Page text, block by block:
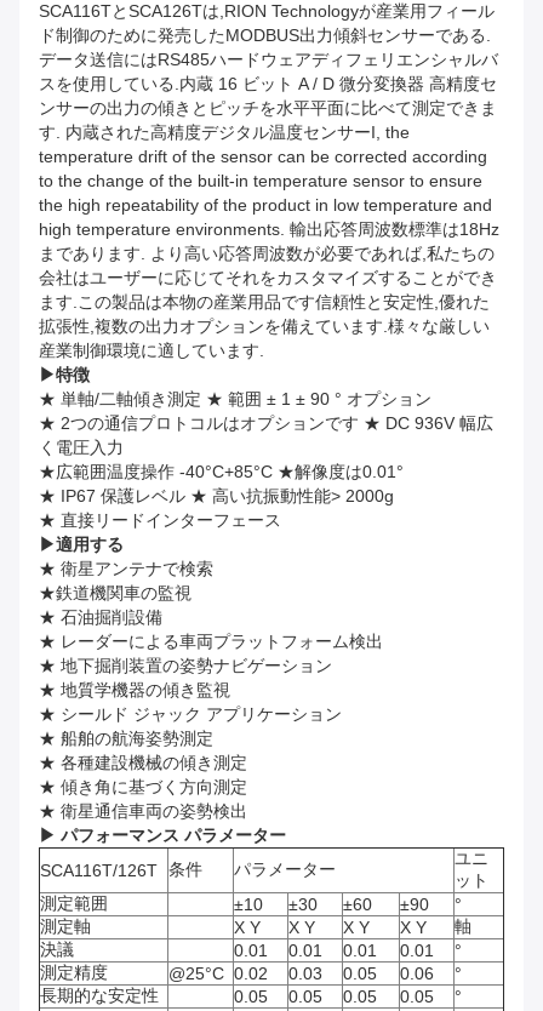
SCA116TとSCA126Tは,RION Technologyが産業用フィール
ド制御のために発売したMODBUS出力傾斜センサーである.
データ送信にはRS485ハードウェアディフェリエンシャルバ
スを使用している.内蔵 16 ビット A / D 微分変換器 高精度セ
ンサーの出力の傾きとピッチを水平平面に比べて測定できま
す. 内蔵された高精度デジタル温度センサーI, the
temperature drift of the sensor can be corrected according
to the change of the built-in temperature sensor to ensure
the high repeatability of the product in low temperature and
high temperature environments. 輸出応答周波数標準は18Hz
まであります. より高い応答周波数が必要であれば,私たちの
会社はユーザーに応じてそれをカスタマイズすることができ
ます.この製品は本物の産業用品です信頼性と安定性,優れた
拡張性,複数の出力オプションを備えています.様々な厳しい
産業制御環境に適しています.
▶特徴
★ 単軸/二軸傾き測定 ★ 範囲 ± 1 ± 90 ° オプション
★ 2つの通信プロトコルはオプションです ★ DC 936V 幅広
く電圧入力
★広範囲温度操作 -40°C+85°C ★解像度は0.01°
★ IP67 保護レベル ★ 高い抗振動性能> 2000g
★ 直接リードインターフェース
▶適用する
★ 衛星アンテナで検索
★鉄道機関車の監視
★ 石油掘削設備
★ レーダーによる車両プラットフォーム検出
★ 地下掘削装置の姿勢ナビゲーション
★ 地質学機器の傾き監視
★ シールド ジャック アプリケーション
★ 船舶の航海姿勢測定
★ 各種建設機械の傾き測定
★ 傾き角に基づく方向測定
★ 衛星通信車両の姿勢検出
▶ パフォーマンス パラメーター
SCA116T/126T 条件 パラメーター
ユニ
ット
測定範囲
±10 ±30 ±60 ±90
°
測定軸
X Y X Y X Y X Y
軸
決議
0.01 0.01 0.01 0.01
°
測定精度
@25°C 0.02 0.03 0.05 0.06
°
長期的な安定性
0.05 0.05 0.05 0.05
°